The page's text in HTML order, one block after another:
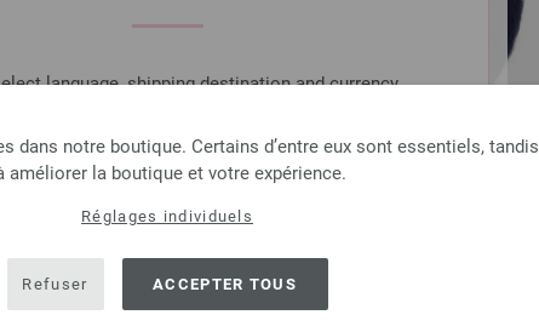
language, shipping destination and currency.
USA - The United States of America
dans notre boutique. Certains d’entre eux sont essentiels, tandis
améliorer la boutique et votre expérience.
Réglages individuels
Refuser ACCEPTER TOUS
11-bleu foncé